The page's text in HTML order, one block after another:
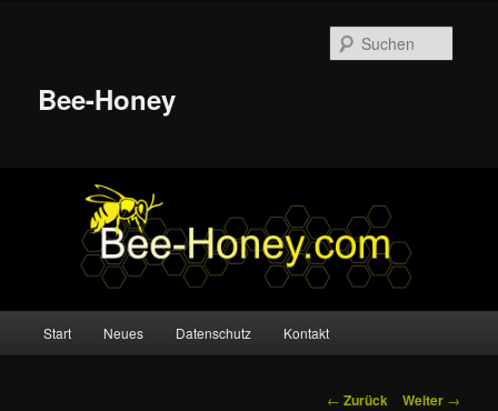
Bee-Honey
Zum
Start Neues Datenschutz Kontakt
Beitrags-
← Zurück Weiter →